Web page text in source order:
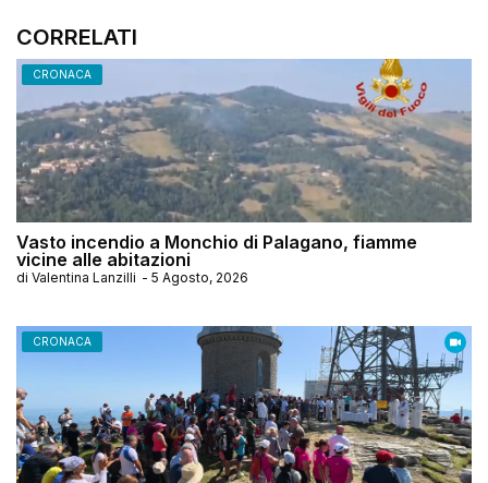
CORRELATI
CRONACA
Vasto incendio a Monchio di Palagano, fiamme
vicine alle abitazioni
di Valentina Lanzilli - 5 Agosto, 2026
CRONACA